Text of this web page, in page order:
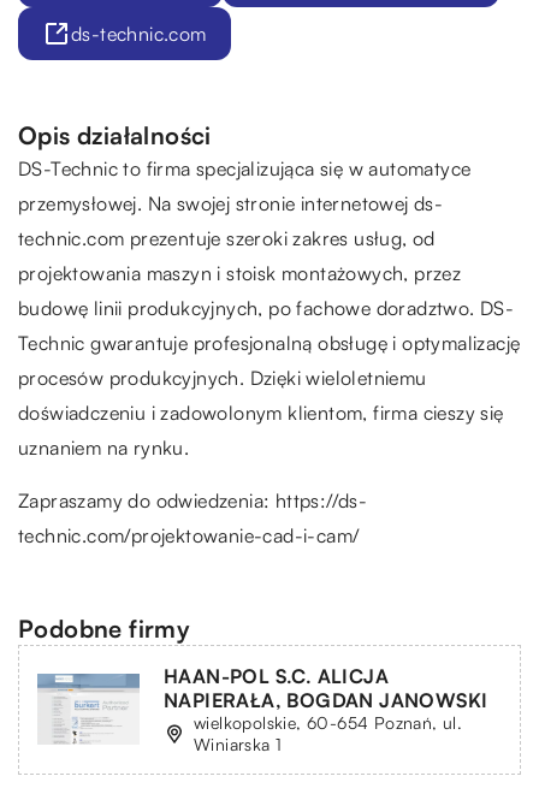
ds-technic.com
Opis działalności
DS-Technic to firma specjalizująca się w automatyce
przemysłowej. Na swojej stronie internetowej ds-
technic.com prezentuje szeroki zakres usług, od
projektowania maszyn i stoisk montażowych, przez
budowę linii produkcyjnych, po fachowe doradztwo. DS-
Technic gwarantuje profesjonalną obsługę i optymalizację
procesów produkcyjnych. Dzięki wieloletniemu
doświadczeniu i zadowolonym klientom, firma cieszy się
uznaniem na rynku.
Zapraszamy do odwiedzenia: https://ds-
technic.com/projektowanie-cad-i-cam/
Podobne firmy
HAAN-POL S.C. ALICJA
NAPIERAŁA, BOGDAN JANOWSKI
wielkopolskie, 60-654 Poznań, ul.
Winiarska 1